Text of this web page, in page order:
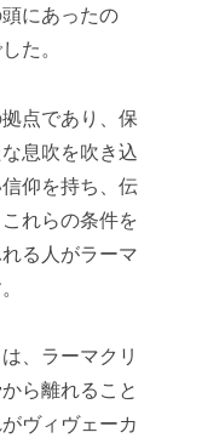
にあったの
た。
点であり、保
息吹を吹き込
仰を持ち、伝
れらの条件を
る人がラーマ
、ラーマクリ
ら離れること
ヴィヴェーカ